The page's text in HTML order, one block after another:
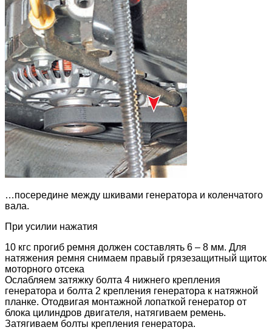
…посередине между шкивами генератора и коленчатого
вала.
При усилии нажатия
10 кгс прогиб ремня должен составлять 6 – 8 мм. Для
натяжения ремня снимаем правый грязезащитный щиток
моторного отсека
Ослабляем затяжку болта 4 нижнего крепления
генератора и болта 2 крепления генератора к натяжной
планке. Отодвигая монтажной лопаткой генератор от
блока цилиндров двигателя, натягиваем ремень.
Затягиваем болты крепления генератора.